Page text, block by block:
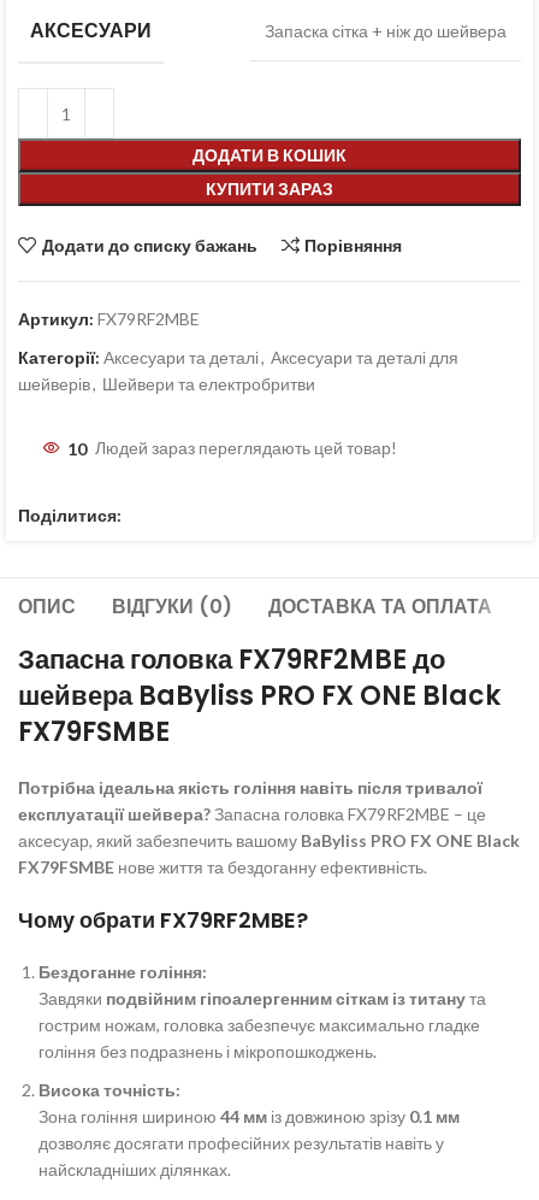
АКСЕСУАРИ Запаска сітка + ніж до шейвера
ДОДАТИ В КОШИК
КУПИТИ ЗАРАЗ
Додати до списку бажань Порівняння
Артикул: FX79RF2MBE
Категорії: Аксесуари та деталі, Аксесуари та деталі для
шейверів, Шейвери та електробритви
10 Людей зараз переглядають цей товар!
Поділитися:
ОПИС ВІДГУКИ (0) ДОСТАВКА ТА ОПЛАТА
Запасна головка FX79RF2MBE до
шейвера BaByliss PRO FX ONE Black
FX79FSMBE
Потрібна ідеальна якість гоління навіть після тривалої
експлуатації шейвера?Запасна головка FX79RF2MBE – це
аксесуар, який забезпечить вашому BaByliss PRO FX ONE Black
FX79FSMBE нове життя та бездоганну ефективність.
Чому обрати FX79RF2MBE?
Бездоганне гоління:
Завдяки подвійним гіпоалергенним сіткам із титанута
гострим ножам, головка забезпечує максимально гладке
гоління без подразнень і мікропошкоджень.
Висока точність:
Зона гоління шириною44 мм із довжиною зрізу 0.1 мм
дозволяє досягати професійних результатів навіть у
найскладніших ділянках.